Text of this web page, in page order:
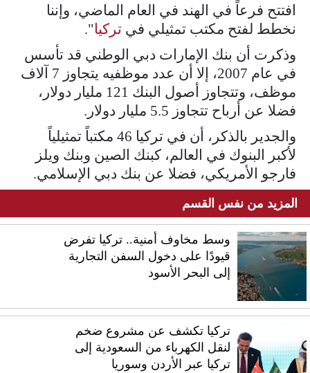
افتتح فرعاً في الهند في العام الماضي، وإننا
نخطط لفتح مكتب تمثيلي في تركيا".
وذكرت أن بنك الإمارات دبي الوطني قد تأسس
في عام 2007، إلا أن عدد موظفيه يتجاوز 7 آلاف
موظف، وتتجاوز أصول البنك 121 مليار دولار،
فضلا عن أرباح تتجاوز 5.5 مليار دولار.
والجدير بالذكر، أن في تركيا 46 مكتباً تمثيلياً
لأكبر البنوك في العالم، كبنك الصين وبنك ويلز
فارجو الأمريكي، فضلا عن بنك دبي الإسلامي.
المزيد من نفس القسم
وسط مخاوف أمنية.. تركيا تفرض
قيودًا على دخول السفن التجارية
إلى البحر الأسود
تركيا تكشف عن مشروع ضخم
لنقل الكهرباء من السعودية إلى
تركيا عبر الأردن وسوريا